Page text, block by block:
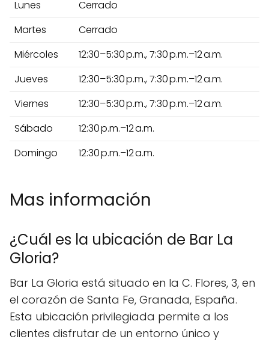
Lunes
Cerrado
Martes
Cerrado
Miércoles
12:30–5:30 p.m., 7:30 p.m.–12 a.m.
Jueves
12:30–5:30 p.m., 7:30 p.m.–12 a.m.
Viernes
12:30–5:30 p.m., 7:30 p.m.–12 a.m.
Sábado
12:30 p.m.–12 a.m.
Domingo
12:30 p.m.–12 a.m.
Mas información
¿Cuál es la ubicación de Bar La
Gloria?
Bar La Gloria está situado en la C. Flores, 3, en
el corazón de Santa Fe, Granada, España.
Esta ubicación privilegiada permite a los
clientes disfrutar de un entorno único y